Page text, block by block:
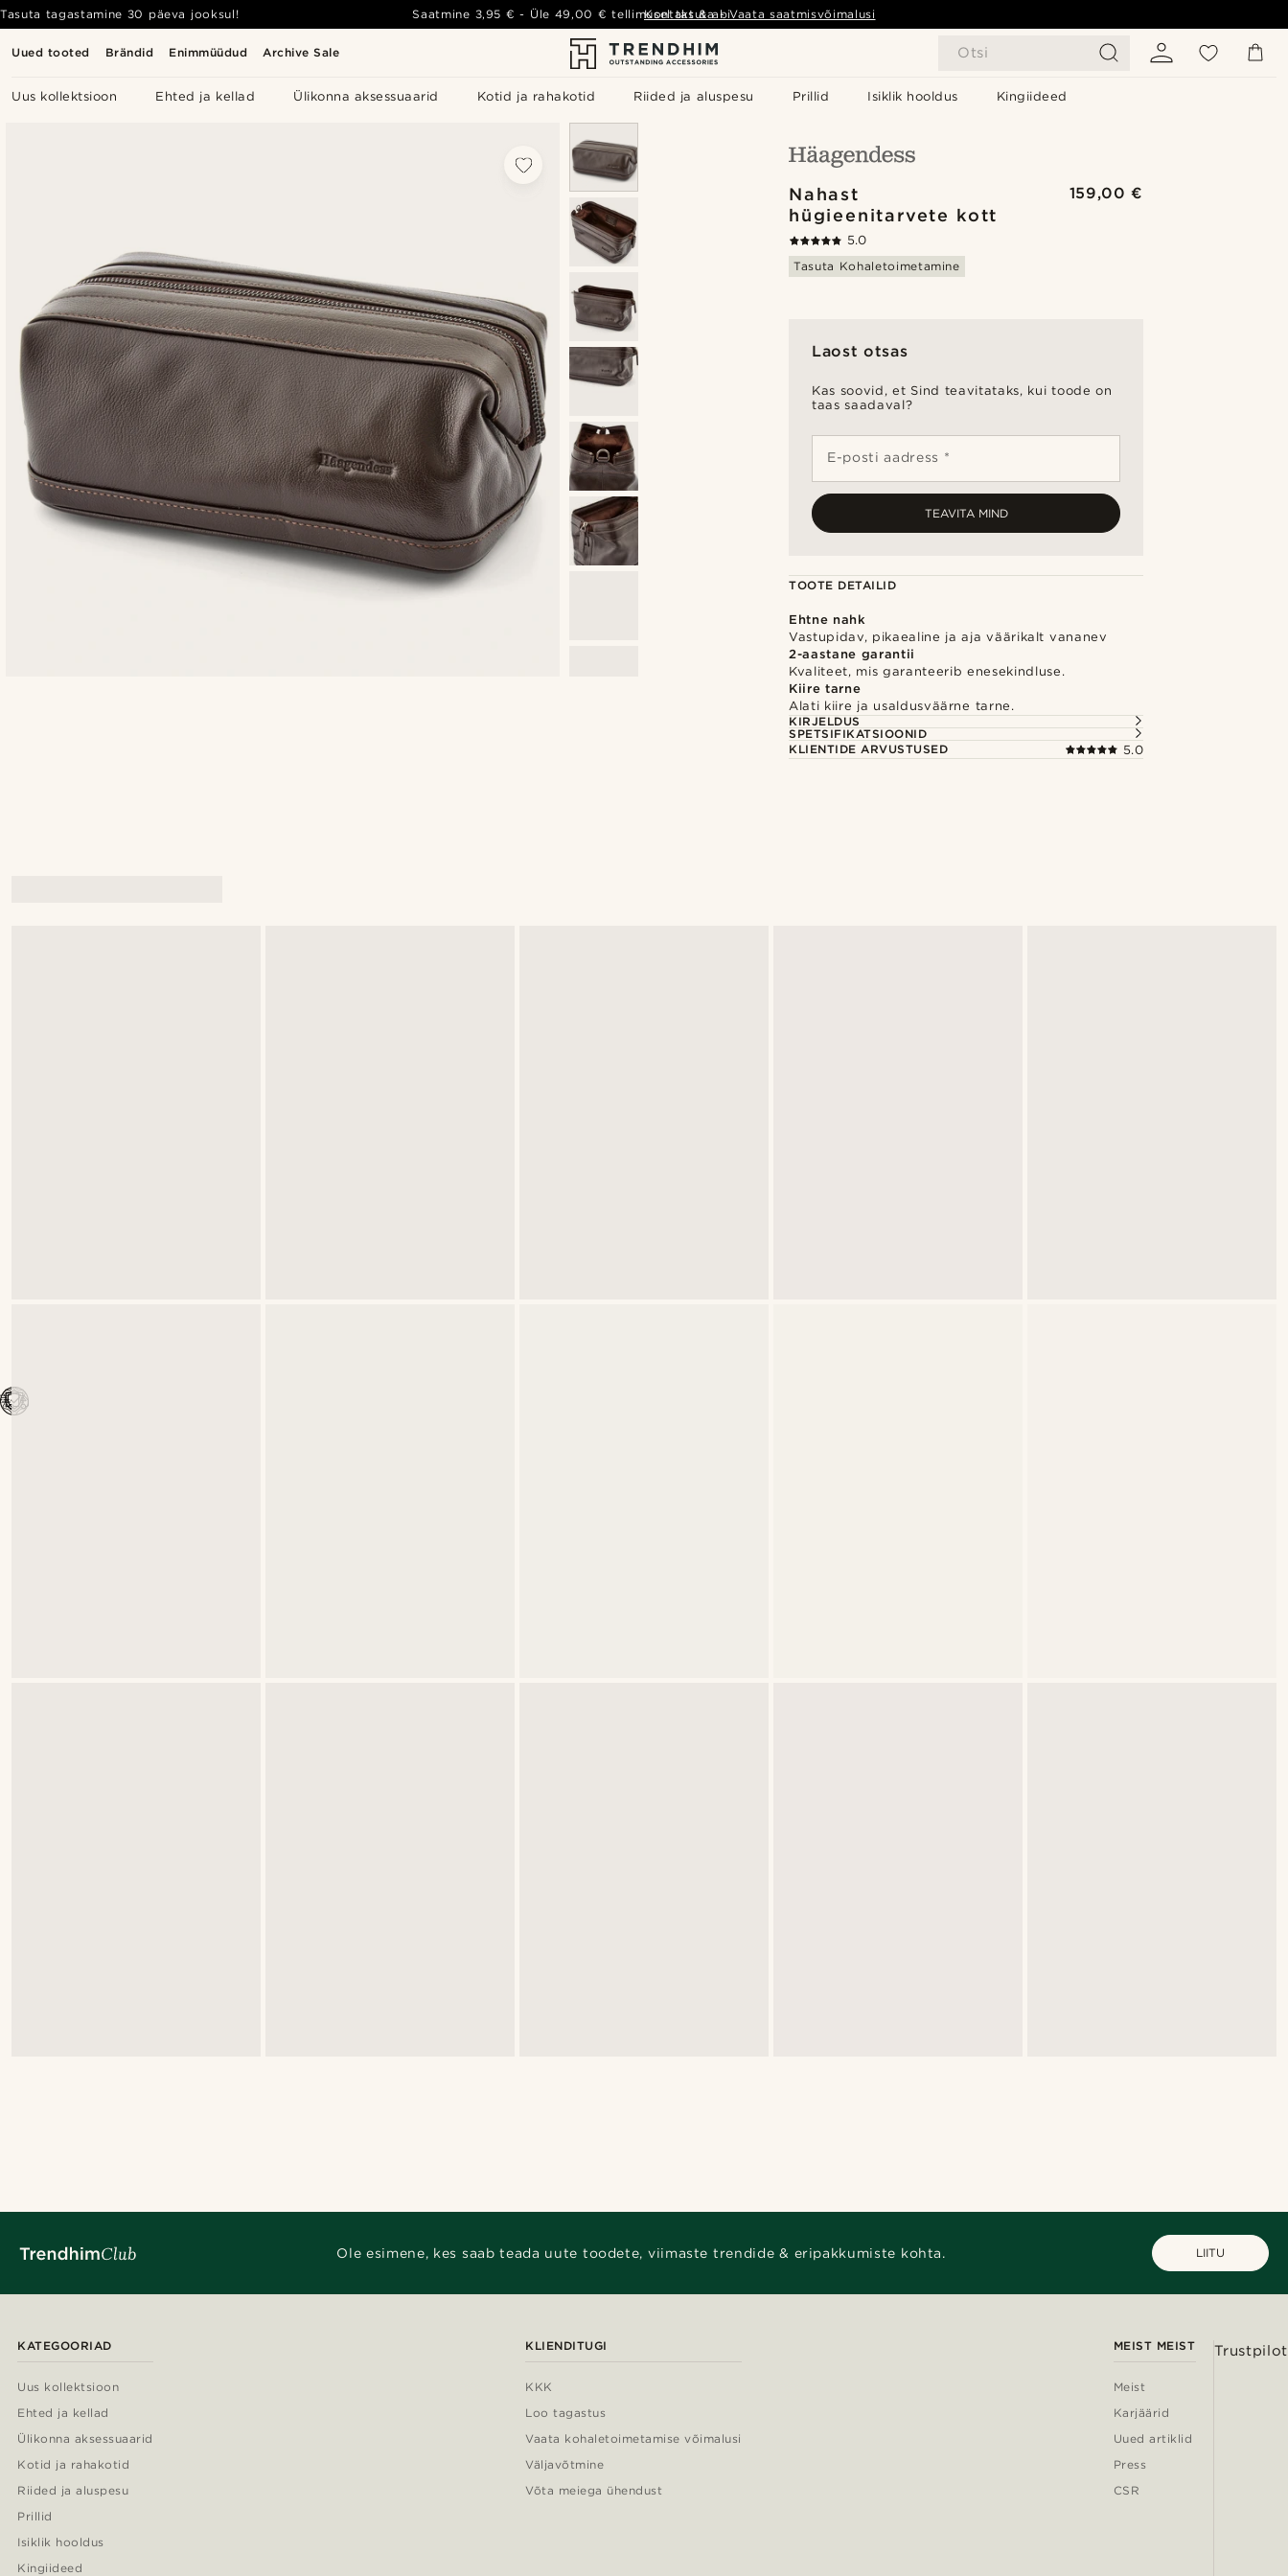
Uued tooted Brändid Enimmüüdud Archive Sale Otsi
Uus kollektsioon Ehted ja kellad Ülikonna aksessuaarid Kotid ja rahakotid Riided ja aluspesu Prillid Isiklik hooldus Kingiideed
Tasuta tagastamine 30 päeva jooksul! Saatmine 3,95 € - Üle 49,00 € tellimusel tasuta- Vaata saatmisvõimalusi
Kontakt & abi
Nahast
hügieenitarvete kott
159,00 €
5.0
Tasuta Kohaletoimetamine
Laost otsas
Kas soovid, et Sind teavitataks, kui toode on
taas saadaval?
E-posti aadress *
TEAVITA MIND
TOOTE DETAILID
Ehtne nahk
Vastupidav, pikaealine ja aja väärikalt vananev
2-aastane garantii
Kvaliteet, mis garanteerib enesekindluse.
Kiire tarne
Alati kiire ja usaldusväärne tarne.
KIRJELDUS
SPETSIFIKATSIOONID
KLIENTIDE ARVUSTUSED
5.0
Ole esimene, kes saab teada uute toodete, viimaste trendide & eripakkumiste kohta. LIITU
KATEGOORIAD
Uus kollektsioon
Ehted ja kellad
Ülikonna aksessuaarid
Kotid ja rahakotid
Riided ja aluspesu
Prillid
Isiklik hooldus
Kingiideed
KLIENDITUGI
KKK
Loo tagastus
Vaata kohaletoimetamise võimalusi
Väljavõtmine
Võta meiega ühendust
MEIST MEIST
Meist
Karjäärid
Uued artiklid
Press
CSR
Trustpilot